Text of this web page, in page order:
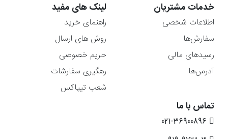
خدمات مشتریان
اطلاعات شخصی
سفارش‌ها
رسیدهای مالی
آدرس‌ها
لینک های مفید
راهنمای خرید
روش های ارسال
حریم خصوصی
رهگیری سفارشات
شعب تیپاکس
تماس با ما